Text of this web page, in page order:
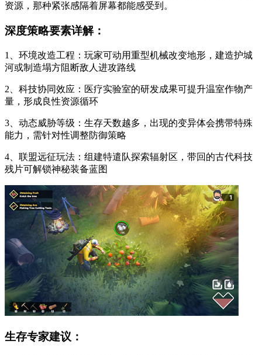
资源，那种紧张感隔着屏幕都能感受到。
深度策略要素详解：
1、环境改造工程：玩家可动用重型机械改变地形，建造护城
河或制造塌方阻断敌人进攻路线
2、科技协同效应：医疗实验室的研发成果可提升温室作物产
量，形成良性资源循环
3、动态威胁等级：生存天数越多，出现的变异体会携带特殊
能力，需针对性调整防御策略
4、联盟远征玩法：组建特遣队探索辐射区，带回的古代科技
残片可解锁神秘装备蓝图
生存专家建议：